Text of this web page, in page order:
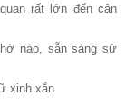
rất lớn đến cân
nào, sẵn sàng sử
xinh xắn